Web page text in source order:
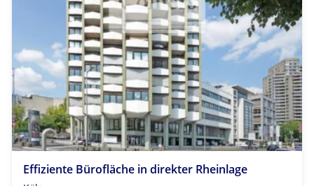
Effiziente Bürofläche in direkter Rheinlage